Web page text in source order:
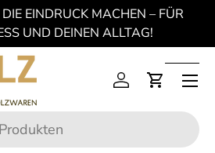
EINDRUCK MACHEN – FÜR
UND DEINEN ALLTAG!
Einloggen